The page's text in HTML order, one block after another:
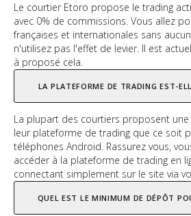
Le courtier Etoro propose le trading
avec 0% de commissions. Vous allez
françaises et internationales sans
n'utilisez pas l'effet de levier. Il est
à proposé cela.
LA PLATEFORME DE TRADING EST-
La plupart des courtiers proposent
leur plateforme de trading que ce soit
téléphones Android. Rassurez vous,
accéder à la plateforme de trading en
connectant simplement sur le site via
QUEL EST LE MINIMUM DE DÉPÔT